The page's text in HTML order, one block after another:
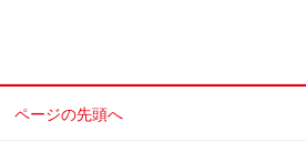
ページの先頭へ